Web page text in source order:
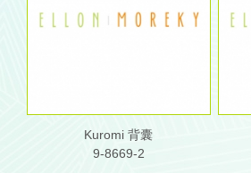
Kuromi 背囊
9-8669-2